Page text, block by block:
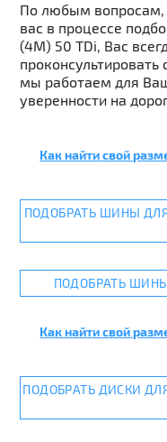
По любым вопросам,
вас в процессе
(4M) 50 TDi, Вас
мы работаем для
уверенности на
Как найти свой
ПОДОБРАТЬ ШИНЫ
ПОДОБРАТЬ
Как найти свой
ПОДОБРАТЬ ДИСКИ